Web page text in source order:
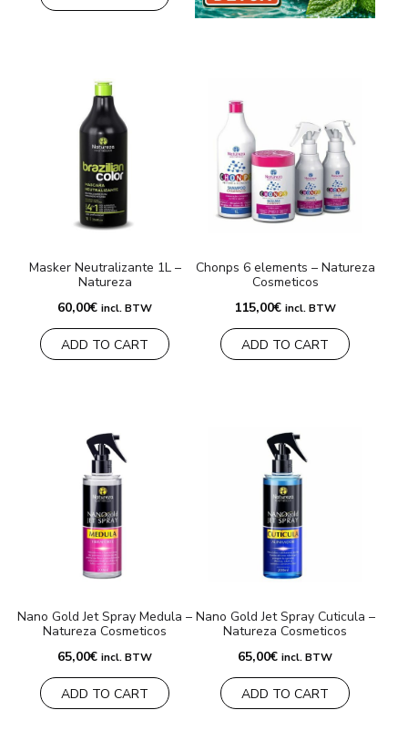
Masker Neutralizante 1L –
Natureza
60,00€ incl. BTW
ADD TO CART
Chonps 6 elements – Natureza
Cosmeticos
115,00€ incl. BTW
ADD TO CART
Nano Gold Jet Spray Medula –
Natureza Cosmeticos
65,00€ incl. BTW
ADD TO CART
Nano Gold Jet Spray Cuticula –
Natureza Cosmeticos
65,00€ incl. BTW
ADD TO CART